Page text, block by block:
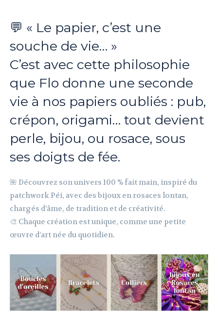
💬 « Le papier, c’est une
souche de vie… »
C’est avec cette philosophie
que Flo donne une seconde
vie à nos papiers oubliés : pub,
crépon, origami… tout devient
perle, bijou, ou rosace, sous
ses doigts de fée.
🌺 Découvrez son univers 100 % fait main, inspiré du
patchwork Péi, avec des bijoux en rosaces lontan,
chargés d’âme, de tradition et de créativité.
🎨 Chaque création est unique, comme une petite
œuvre d’art née du quotidien.